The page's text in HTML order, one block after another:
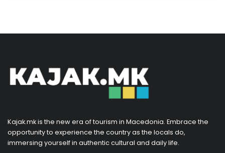
Kajak.mk is the new era of tourism in Macedonia. Embrace the
opportunity to experience the country as the locals do,
immersing yourself in authentic cultural and daily life.